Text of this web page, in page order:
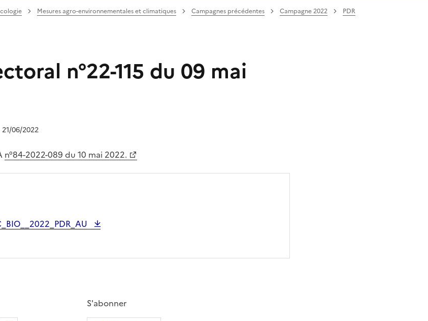
Mesures agro-environnementales et climatiques Campagnes précédentes Campagne 2022
PDR
n°22-115 du 09 mai
06/2022
n°84-2022-089 du 10 mai 2022.
S'abonner